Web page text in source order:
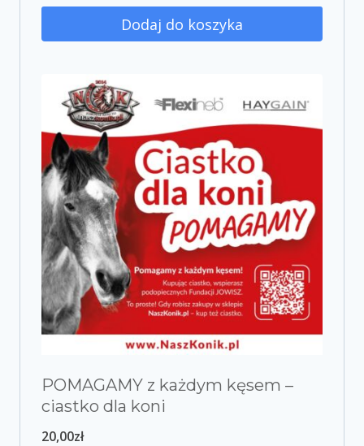
Dodaj do koszyka
POMAGAMY z każdym kęsem –
ciastko dla koni
20,00zł